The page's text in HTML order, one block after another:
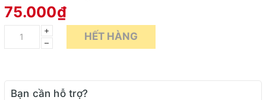
75.000₫
+
–
HẾT HÀNG
Bạn cần hỗ trợ?